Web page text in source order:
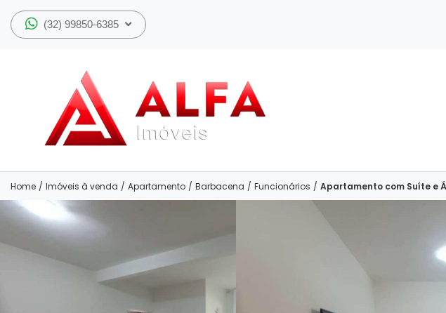
(32) 99850-6385
Home / Imóveis à venda / Apartamento / Barbacena / Funcionários / Apartamento com Suíte e